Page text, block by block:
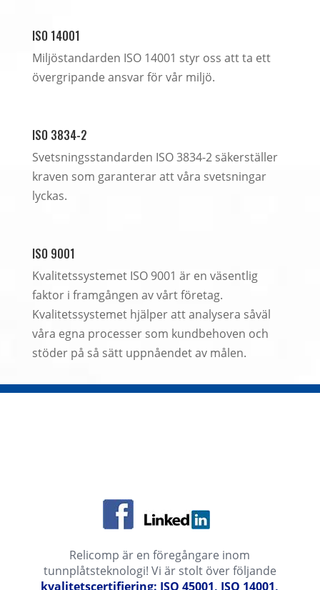
ISO 14001
Miljöstandarden ISO 14001 styr oss att ta ett
övergripande ansvar för vår miljö.
ISO 3834-2
Svetsningsstandarden ISO 3834-2 säkerställer
kraven som garanterar att våra svetsningar
lyckas.
ISO 9001
Kvalitetssystemet ISO 9001 är en väsentlig
faktor i framgången av vårt företag.
Kvalitetssystemet hjälper att analysera såväl
våra egna processer som kundbehoven och
stöder på så sätt uppnåendet av målen.
Relicomp är en föregångare inom
tunnplåtsteknologi! Vi är stolt över följande
kvalitetscertifiering: ISO 45001, ISO 14001,